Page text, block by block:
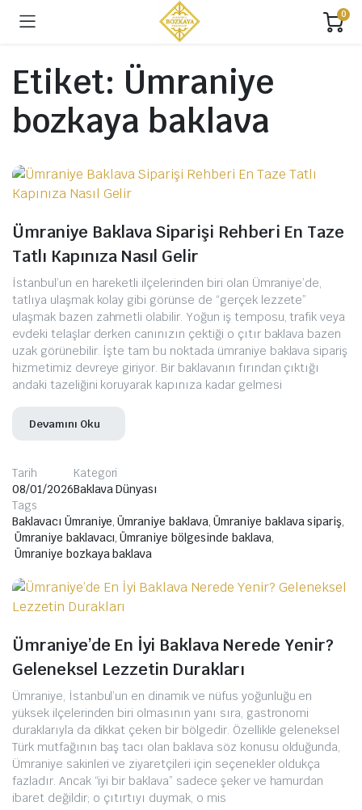
0
Etiket: Ümraniye
bozkaya baklava
Ümraniye Baklava Siparişi Rehberi En Taze
Tatlı Kapınıza Nasıl Gelir
İstanbul’un en hareketli ilçelerinden biri olan Ümraniye’de,
tatlıya ulaşmak kolay gibi görünse de “gerçek lezzete”
ulaşmak bazen zahmetli olabilir. Yoğun iş temposu, trafik veya
evdeki telaşlar derken canınızın çektiği o çıtır baklava bazen
uzak görünebilir. İşte tam bu noktada ümraniye baklava sipariş
hizmetimiz devreye giriyor. Bir baklavanın fırından çıktığı
andaki tazeliğini koruyarak kapınıza kadar gelmesi
Devamını Oku
Tarih
08/01/2026
Kategori
Baklava Dünyası
Tags
Baklavacı Ümraniye, Ümraniye baklava, Ümraniye baklava sipariş,
Ümraniye baklavacı, Ümraniye bölgesinde baklava,
Ümraniye bozkaya baklava
Ümraniye’de En İyi Baklava Nerede Yenir?
Geleneksel Lezzetin Durakları
Ümraniye, İstanbul’un en dinamik ve nüfus yoğunluğu en
yüksek ilçelerinden biri olmasının yanı sıra, gastronomi
duraklarıyla da dikkat çeken bir bölgedir. Özellikle geleneksel
Türk mutfağının baş tacı olan baklava söz konusu olduğunda,
Ümraniye sakinleri ve ziyaretçileri için seçenekler oldukça
fazladır. Ancak “iyi bir baklava” sadece şeker ve hamurdan
ibaret değildir; o çıtırtıyı duymak, o mis